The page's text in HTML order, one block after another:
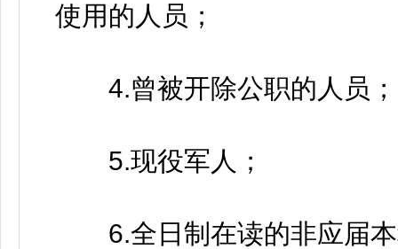
使用的人员；
4.曾被开除公职的人员；
5.现役军人；
6.全日制在读的非应届本